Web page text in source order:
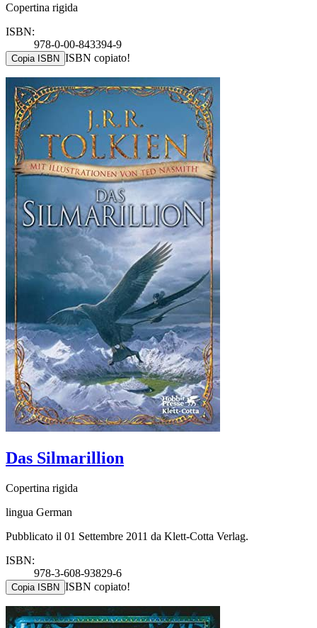
Copertina rigida
ISBN:
978-0-00-843394-9
Copia ISBN ISBN copiato!
Das Silmarillion
Copertina rigida
lingua German
Pubblicato il 01 Settembre 2011 da Klett-Cotta Verlag.
ISBN:
978-3-608-93829-6
Copia ISBN ISBN copiato!